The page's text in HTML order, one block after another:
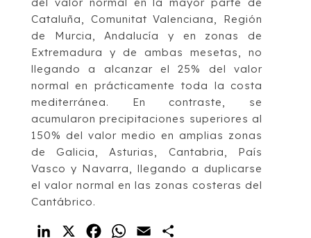
del valor normal en la mayor parte de
Cataluña, Comunitat Valenciana, Región
de Murcia, Andalucía y en zonas de
Extremadura y de ambas mesetas, no
llegando a alcanzar el 25% del valor
normal en prácticamente toda la costa
mediterránea. En contraste, se
acumularon precipitaciones superiores al
150% del valor medio en amplias zonas
de Galicia, Asturias, Cantabria, País
Vasco y Navarra, llegando a duplicarse
el valor normal en las zonas costeras del
Cantábrico.
LinkedIn FacebookWhatsApp
Email